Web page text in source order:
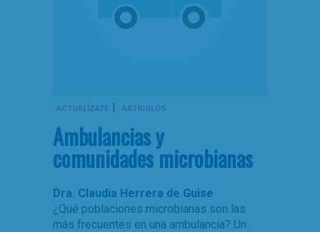
ACTUALÍZATE | ARTÍCULOS
Ambulancias y
comunidades microbianas
Dra. Claudia Herrera de Guise
¿Qué poblaciones microbianas son las
más frecuentes en una ambulancia? Un